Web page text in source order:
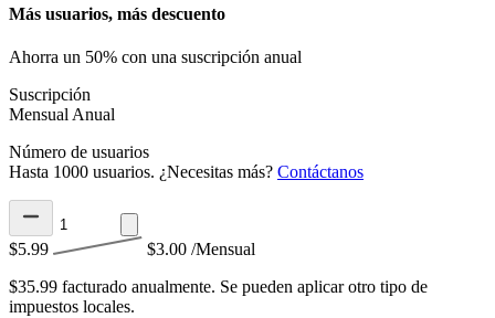
Más usuarios, más descuento
Ahorra un 50% con una suscripción anual
Suscripción
Mensual Anual
Número de usuarios
Hasta 1000 usuarios. ¿Necesitas más? Contáctanos
$5.99 $3.00 /Mensual
$35.99 facturado anualmente. Se pueden aplicar otro tipo de
impuestos locales.